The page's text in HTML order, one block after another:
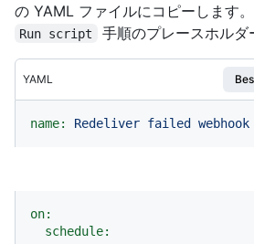
の YAML ファイルにコピーします。
Run script 手順のプレースホルダ
YAML
name: Redeliver failed webhook
on:
schedule: